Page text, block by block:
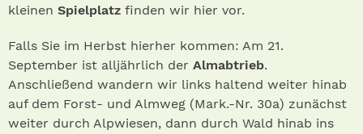
kleinen Spielplatz finden wir hier vor.
Falls Sie im Herbst hierher kommen: Am 21.
September ist alljährlich der Almabtrieb.
Anschließend wandern wir links haltend weiter hinab
auf dem Forst- und Almweg (Mark.-Nr. 30a) zunächst
weiter durch Alpwiesen, dann durch Wald hinab ins